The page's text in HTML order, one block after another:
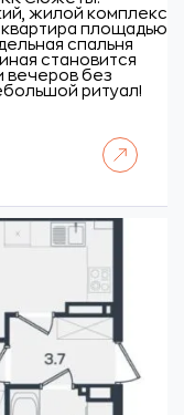
жилой комплекс
квартира площадью
спальня
становится
вечеров без
ритуал!